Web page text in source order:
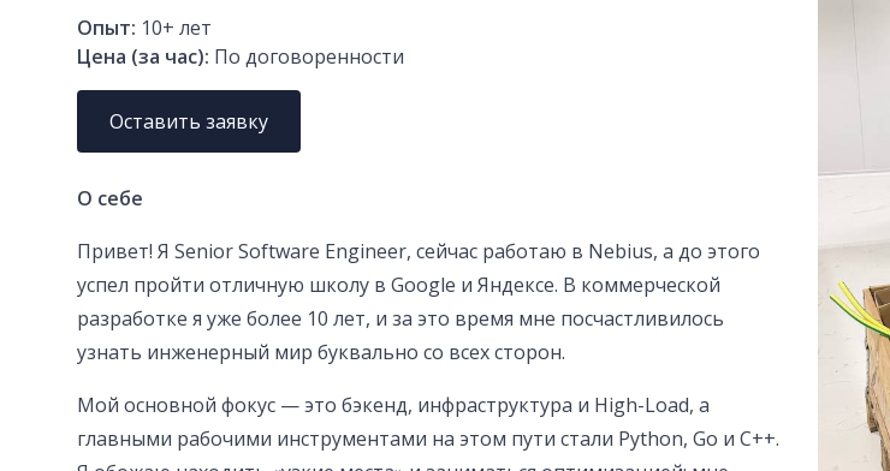
Опыт: 10+ лет
Цена (за час): По договоренности
Оставить заявку
О себе
Привет! Я Senior Software Engineer, сейчас работаю в Nebius, а до этого
успел пройти отличную школу в Google и Яндексе. В коммерческой
разработке я уже более 10 лет, и за это время мне посчастливилось
узнать инженерный мир буквально со всех сторон.
Мой основной фокус — это бэкенд, инфраструктура и High-Load, а
главными рабочими инструментами на этом пути стали Python, Go и C++.